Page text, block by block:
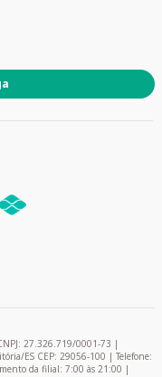
27.326.719/0001-73 |
ES CEP: 29056-100 | Telefone:
da filial: 7:00 às 21:00 |